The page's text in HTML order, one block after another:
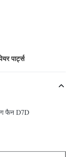
पार्ट्स
फैन D7D